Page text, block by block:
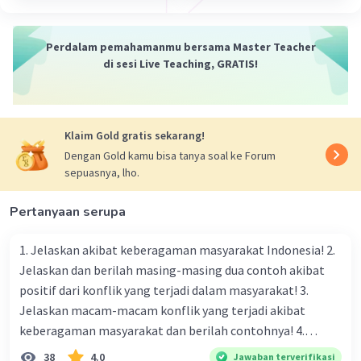
Perdalam pemahamanmu bersama Master Teacher
di sesi Live Teaching, GRATIS!
Klaim Gold gratis sekarang!
Dengan Gold kamu bisa tanya soal ke Forum
sepuasnya, lho.
Pertanyaan serupa
1. Jelaskan akibat keberagaman masyarakat Indonesia! 2.
Jelaskan dan berilah masing-masing dua contoh akibat
positif dari konflik yang terjadi dalam masyarakat! 3.
Jelaskan macam-macam konflik yang terjadi akibat
keberagaman masyarakat dan berilah contohnya! 4.
Mengapa dalam masyarakat yang memiliki keberagaman
38 4.0 Jawaban terverifikasi